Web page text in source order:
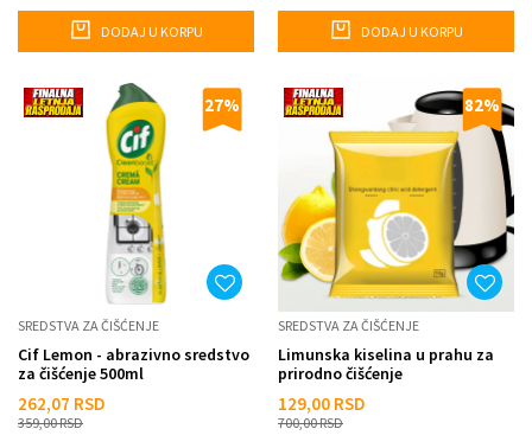
DODAJ U KORPU DODAJ U KORPU
27%
SREDSTVA ZA ČIŠĆENJE
Cif Lemon - abrazivno sredstvo
za čišćenje 500ml
262,07 RSD
359,00RSD
82%
SREDSTVA ZA ČIŠĆENJE
Limunska kiselina u prahu za
prirodno čišćenje
129,00 RSD
700,00RSD